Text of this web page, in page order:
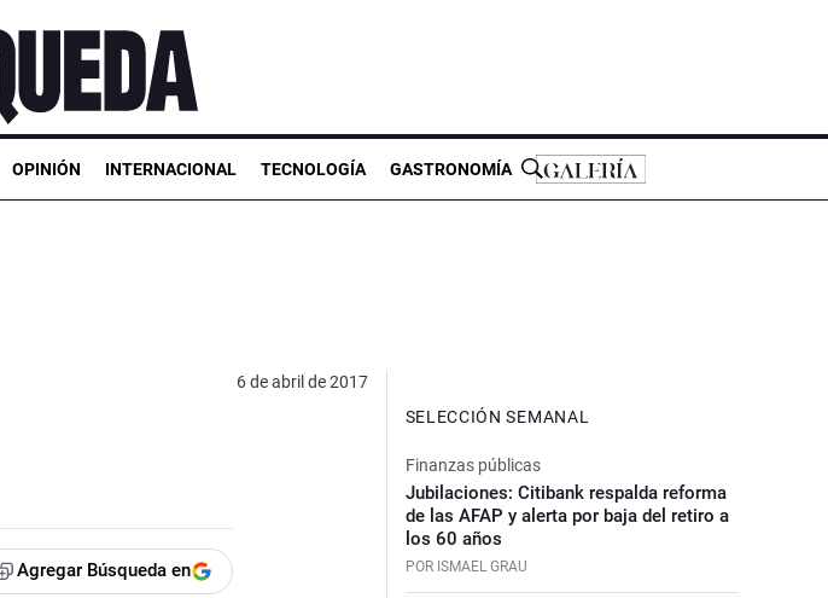
OPINIÓN INTERNACIONAL TECNOLOGÍA GASTRONOMÍA
6 de abril de 2017
Agregar Búsqueda en
SELECCIÓN SEMANAL
Finanzas públicas
Jubilaciones: Citibank respalda reforma
de las AFAP y alerta por baja del retiro a
los 60 años
POR ISMAEL GRAU